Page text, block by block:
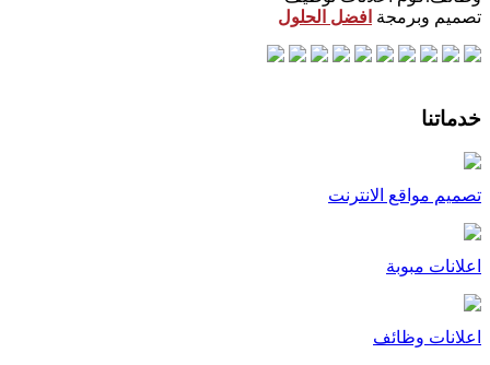
تصميم وبرمجة افضل الحلول
خدماتنا
تصميم مواقع الانترنت
اعلانات مبوبة
اعلانات وظائف